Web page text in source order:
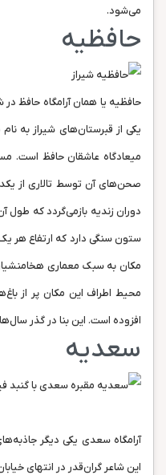
می‌شود.
حافظیه
حافظیه یا همان آرامگاه حافظ
یکی از قبرستان‌های شیراز به
میعادگاه عاشقان حافظ است.
صحن‌های آن توسط تالاری از
ستون سنگی دارد که ارتفاع هر
مکان به سبک معماری هخامنشیان
محیط اطراف این مکان پر از
افزوده است. این بنا در گذر
سعدیه
آرامگاه سعدی یکی دیگر
این شاعر گران‌قدر در انتهای